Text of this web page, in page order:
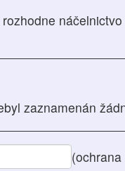
zaznamenán